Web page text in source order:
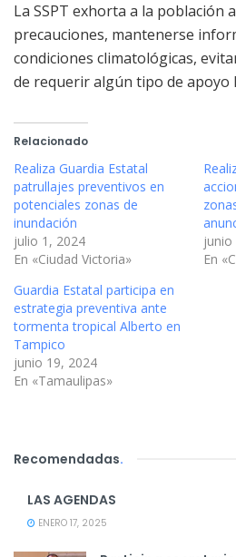
La SSPT exhorta a la población
precauciones, mantenerse
condiciones climatológicas,
de requerir algún tipo de apoyo
Relacionado
Realiza Guardia Estatal
patrullajes preventivos en
potenciales zonas de
inundación
julio 1, 2024
En «Ciudad Victoria»
junio
En
Guardia Estatal participa en
estrategia preventiva ante
tormenta tropical Alberto en
Tampico
junio 19, 2024
En «Tamaulipas»
Recomendadas.
LAS AGENDAS
ENERO 17, 2025